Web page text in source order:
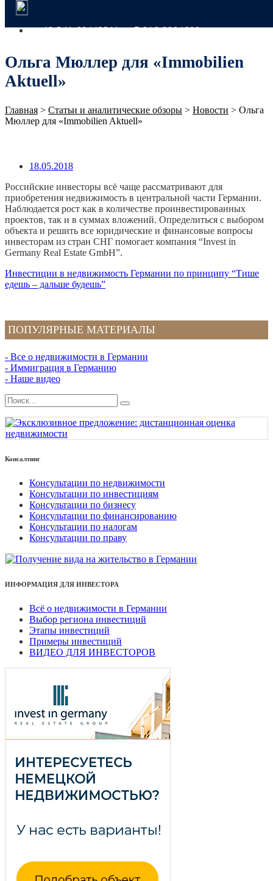
+49 341 60443311 +7 916 9904609
Ольга Мюллер для «Immobilien
Aktuell»
Главная > Статьи и аналитические обзоры > Новости > Ольга
Мюллер для «Immobilien Aktuell»
18.05.2018
Российские инвесторы всё чаще рассматривают для
приобретения недвижимость в центральной части Германии.
Наблюдается рост как в количестве проинвестированных
проектов, так и в суммах вложений. Определиться с выбором
объекта и решить все юридические и финансовые вопросы
инвесторам из стран СНГ помогает компания “Invest in
Germany Real Estate GmbH”.
Инвестиции в недвижимость Германии по принципу “Тише
едешь – дальше будешь”
ПОПУЛЯРНЫЕ МАТЕРИАЛЫ
- Все о недвижимости в Германии
- Иммиграция в Германию
- Наше видео
Консалтинг
Консультации по недвижимости
Консультации по инвестициям
Консультации по бизнесу
Консультации по финансированию
Консультации по налогам
Консультации по праву
ИНФОРМАЦИЯ ДЛЯ ИНВЕСТОРА
Всё о недвижимости в Германии
Выбор региона инвестиций
Этапы инвестиций
Примеры инвестиций
ВИДЕО ДЛЯ ИНВЕСТОРОВ